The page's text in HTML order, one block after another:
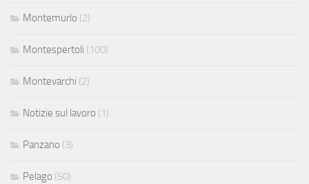
Montemurlo (2)
Montespertoli (100)
Montevarchi (2)
Notizie sul lavoro (1)
Panzano (3)
Pelago (50)